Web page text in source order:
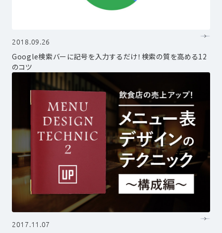
2018.09.26
Google検索バーに記号を入力するだけ！検索の質を高める12
のコツ
2017.11.07